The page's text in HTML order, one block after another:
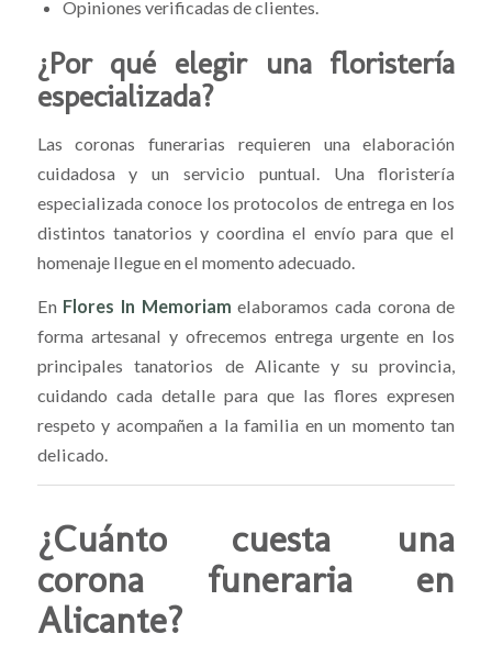
Opiniones verificadas de clientes.
¿Por qué elegir una floristería
especializada?
Las coronas funerarias requieren una elaboración
cuidadosa y un servicio puntual. Una floristería
especializada conoce los protocolos de entrega en los
distintos tanatorios y coordina el envío para que el
homenaje llegue en el momento adecuado.
En Flores In Memoriam elaboramos cada corona de
forma artesanal y ofrecemos entrega urgente en los
principales tanatorios de Alicante y su provincia,
cuidando cada detalle para que las flores expresen
respeto y acompañen a la familia en un momento tan
delicado.
¿Cuánto cuesta una
corona funeraria en
Alicante?